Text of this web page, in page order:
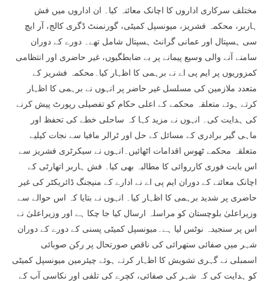
مختلف سرکاری اداروں کا اچانک معائنہ کیا۔ ان اداروں میں فش
ہاربر، محکمہ فشریز، میونسپل کمیٹی، گورنمنٹ ڈگری کالج، آر ایچ
سی ہسپتال اور عمانی گرانٹ ہسپتال شامل تھے۔ دورے کے دوران
سامنے آنے والی وسیع پیمانے پر بے ضابطگیوں، غیر حاضری اور انتظامی
کمزوریوں پر ایم پی اے نے برہمی کا اظہار کیا۔محکمہ فشریز کے
متعدد ملازمین کی مسلسل غیر حاضر پر انہوں نے برہمی کا اظہار
کرتے ہوئے متعلقہ محکمے کے اعلی حکام کو تفصیلی رپورٹ پیش کرنے
کی ہدایت کی۔ انہوں نے مزید کہا کہ ساحلی خطے کی تحفظ اور
ماہی گیر برادری کے مسائل کے حل اور ٹرالر مافیا سے نجات کیلیے
متعلقہ محکمے ٹھوس اقدامات اٹھائیں۔انہوں نے سیکرٹری فشریز سے
اس بابت فوری کارروائی کا مطالبہ بھی کیا۔ فش ہاربر اتھارٹی کے
اچانک معائنے کے دوران ایم پی اے نے ادارے کے منیجنگ ڈائریکٹر کی غیر
حاضری پر شدید برہمی کا اظہار کیا۔ انہوں نے بتایا کہ اس حوالے سے
وزیراعلیٰ بلوچستان کو مراسلہ ارسال کیا جا چکا ہے اور وزیراعلیٰ نے
اس پر سنجیدہ نوٹس لیا ہے۔میونسپل کمیٹی پسنی کے دورے کے دوران
شہر میں صفائی ستھرائی کی ناقص صورتحال پر رکن صوبائی
اسمبلی نے گہری تشویش کا اظہار کرتے ہوئے چیئرمین میونسپل کمیٹی
کو ہدایت کی کہ شہر کی صفائی، کچرے کی تلفی اور نکاسی آب کے